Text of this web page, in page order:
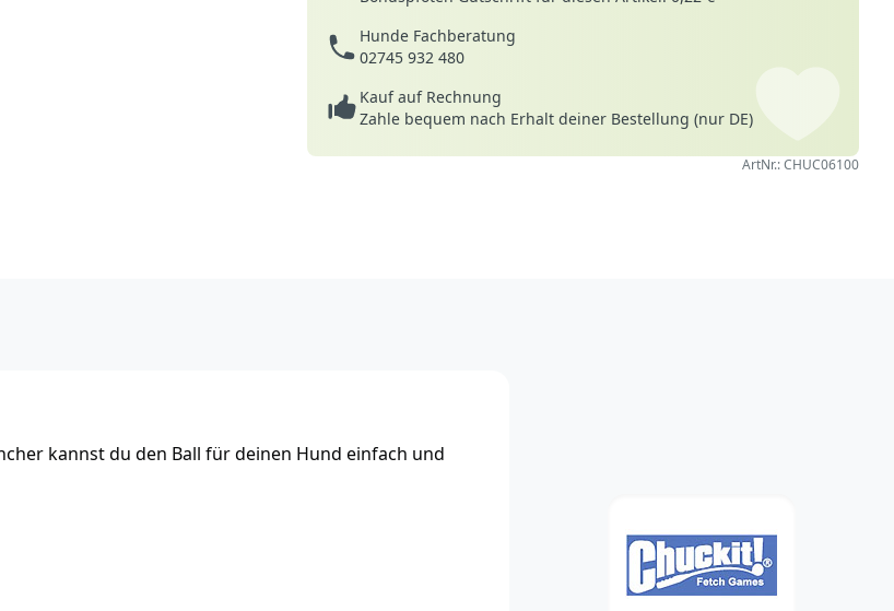
Hunde Fachberatung
02745 932 480
Kauf auf Rechnung
Zahle bequem nach Erhalt deiner Bestellung (nur DE)
ArtNr.: CHUC06100
kannst du den Ball für deinen Hund einfach und